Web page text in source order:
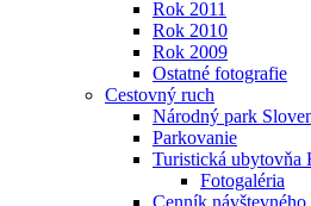
Rok 2011
Rok 2010
Rok 2009
Ostatné fotografie
Cestovný ruch
Národný park
Parkovanie
Turistická ubytovňa
Fotogaléria
Cenník návštevného